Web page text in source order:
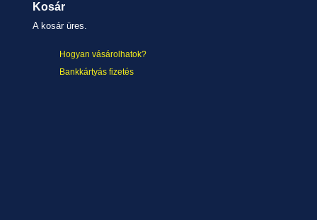
Kosár
A kosár üres.
Hogyan vásárolhatok?
Bankkártyás fizetés